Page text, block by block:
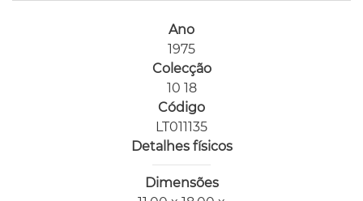
Ano
1975
Colecção
10 18
Código
LT011135
Detalhes físicos
Dimensões